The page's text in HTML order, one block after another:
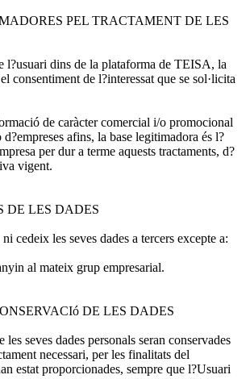
PEL TRACTAMENT DE LES
l?usuari dins de la plataforma de TEISA, la
consentiment de l?interessat que se sol·licita
de caràcter comercial i/o promocional
d?empreses afins, la base legitimadora és l?
per dur a terme aquests tractaments, d?
vigent.
DE LES DADES
cedeix les seves dades a tercers excepte a:
al mateix grup empresarial.
DE LES DADES
seves dades personals seran conservades
necessari, per les finalitats del
estat proporcionades, sempre que l?Usuari